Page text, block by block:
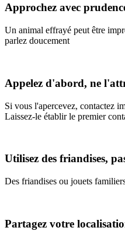
Approchez avec
Un animal effrayé peut être
parlez doucement
Appelez d'abord, ne
Si vous l'apercevez, contactez
Laissez-le établir le premier
Utilisez des friandises,
Des friandises ou jouets
Partagez votre